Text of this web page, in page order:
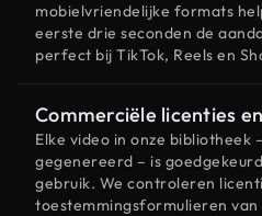
mobielvriendelijke formats
eerste drie seconden de
perfect bij TikTok, Reels en
Commerciële licenties
Elke video in onze bibliotheek
gegenereerd – is
gebruik. We controleren
toestemmingsformulieren van